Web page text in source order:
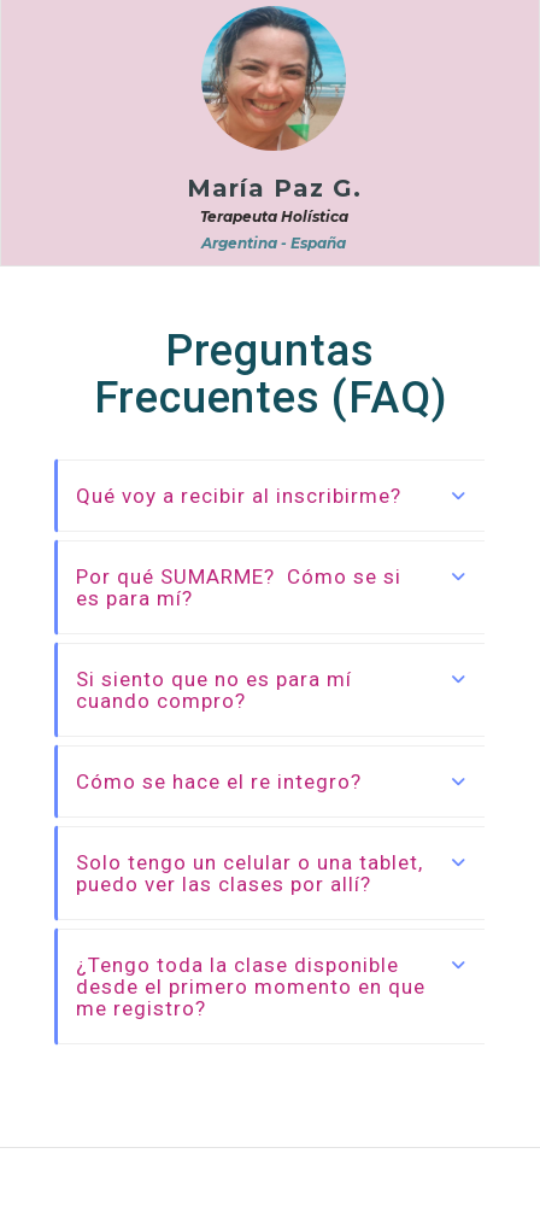
María Paz G.
Terapeuta Holística
Argentina - España
Preguntas
Frecuentes (FAQ)
Qué voy a recibir al inscribirme?
Por qué SUMARME? Cómo se si
es para mí?
Si siento que no es para mí
cuando compro?
Cómo se hace el re integro?
Solo tengo un celular o una tablet,
puedo ver las clases por allí?
¿Tengo toda la clase disponible
desde el primero momento en que
me registro?